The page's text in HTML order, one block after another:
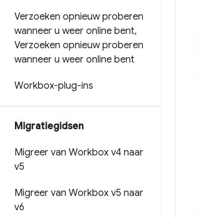
Verzoeken opnieuw proberen
wanneer u weer online bent,
Verzoeken opnieuw proberen
wanneer u weer online bent
Workbox-plug-ins
Migratiegidsen
Migreer van Workbox v4 naar
v5
Migreer van Workbox v5 naar
v6